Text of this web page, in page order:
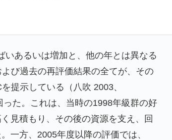
あるいは増加と、他の年とは異なる
び過去の再評価結果の全てが、その
提示している（八吹 2003、
た。これは、当時の1998年級群の好
見積もり、その後の資源を支え、回
一方、2005年度以降の評価では、